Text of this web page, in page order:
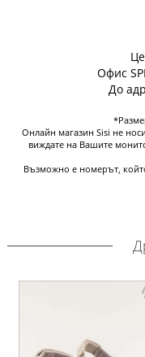
Офис
До
Онлайн магазин Sisi не
виждате на Вашите
Възможно е номерът,